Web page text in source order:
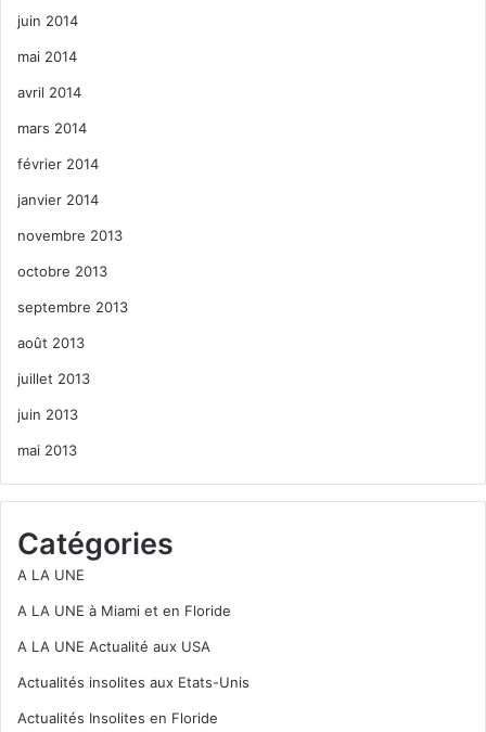
juin 2014
mai 2014
avril 2014
mars 2014
février 2014
janvier 2014
novembre 2013
octobre 2013
septembre 2013
août 2013
juillet 2013
juin 2013
mai 2013
Catégories
A LA UNE
A LA UNE à Miami et en Floride
A LA UNE Actualité aux USA
Actualités insolites aux Etats-Unis
Actualités Insolites en Floride